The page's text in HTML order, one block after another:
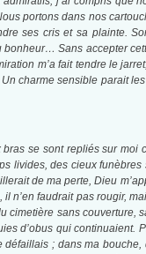
portons dans nos
ses cris et sa plainte.
bonheur… Sans accepter
m’a fait tendre le
charme sensible parait
se sont repliés sur
livides, des cieux
de ma perte, Dieu
n’en faudrait pas rougir,
cimetière sans
d’obus qui
; dans ma